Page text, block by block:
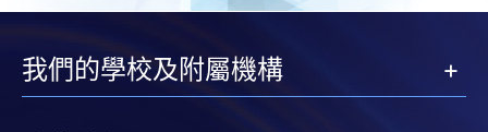
證明文件；
或可將上述文件一併郵寄至本課程組辦公室：香港北
我們的學校及附屬機構